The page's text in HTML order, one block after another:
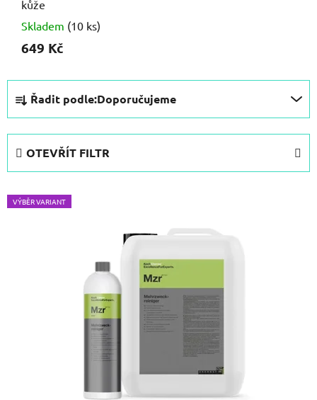
kůže
Skladem (10 ks)
649 Kč
Ř
z
p
Řadit podle:Doporučujeme
OTEVŘÍT FILTR
V
ý
VÝBĚR VARIANT